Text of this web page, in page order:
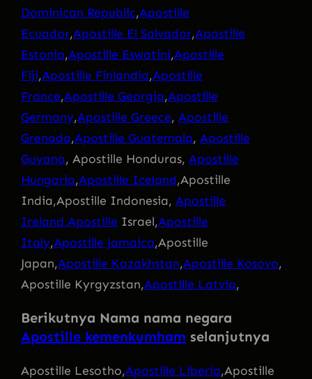
Dominican Republic,Apostille
Ecuador,Apostille El Salvador,Apostille
Estonia,Apostille Eswatini,Apostille
Fiji,Apostille Finlandia,Apostille
France,Apostille Georgia,Apostille
Germany,Apostille Greece, Apostille
Grenada,Apostille Guatemala, Apostille
Guyana, Apostille Honduras, Apostille
Hungaria,Apostille Iceland,Apostille
India,Apostille Indonesia, Apostille
Ireland,Apostille Israel,Apostille
Italy,Apostille Jamaica,Apostille
Japan,Apostille Kazakhstan,Apostille Kosovo,
Apostille Kyrgyzstan,Apostille Latvia,
Berikutnya Nama nama negara
Apostille kemenkumham selanjutnya
Apostille Lesotho,Apostille Liberia,Apostille